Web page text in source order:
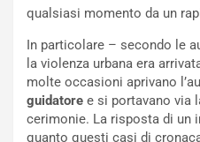
qualsiasi momento da un
In particolare – secondo le
la violenza urbana era
molte occasioni aprivano
guidatore e si portavano via
cerimonie. La risposta di un
quanto questi casi di
W
E
R
S
a
b